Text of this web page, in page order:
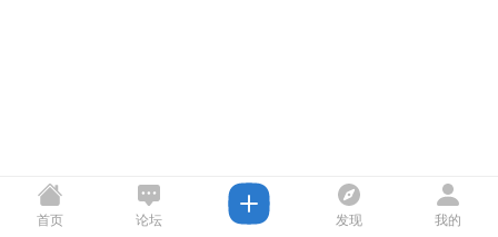
首页 论坛 发现 我的